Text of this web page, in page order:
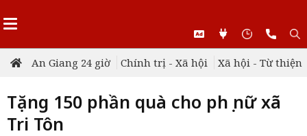
An Giang 24 giờ Chính trị - Xã hội Xã hội - Từ thiện
Tặng 150 phần quà cho phụ nữ xã
Tri Tôn